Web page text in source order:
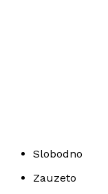
Slobodno
Zauzeto